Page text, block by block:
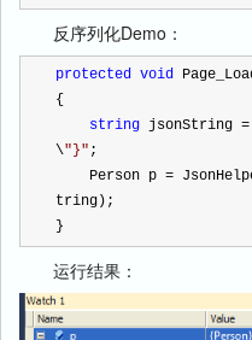
反序列化Demo：
protected void
{
string jsonString =
\" }" ;
    Person p
=
tring);
}
运行结果：